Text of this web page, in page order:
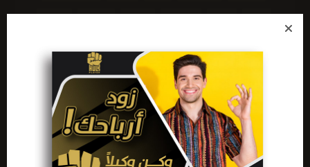
سئو
مال مشهور مطور مقابلة
مقالة
إعلانات